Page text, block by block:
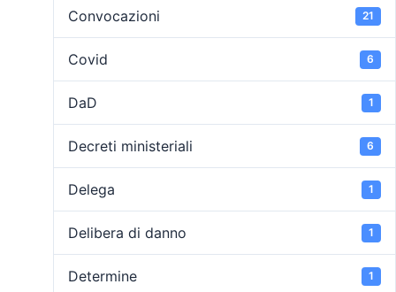
Convocazioni 21
Covid 6
DaD 1
Decreti ministeriali 6
Delega 1
Delibera di danno 1
Determine 1